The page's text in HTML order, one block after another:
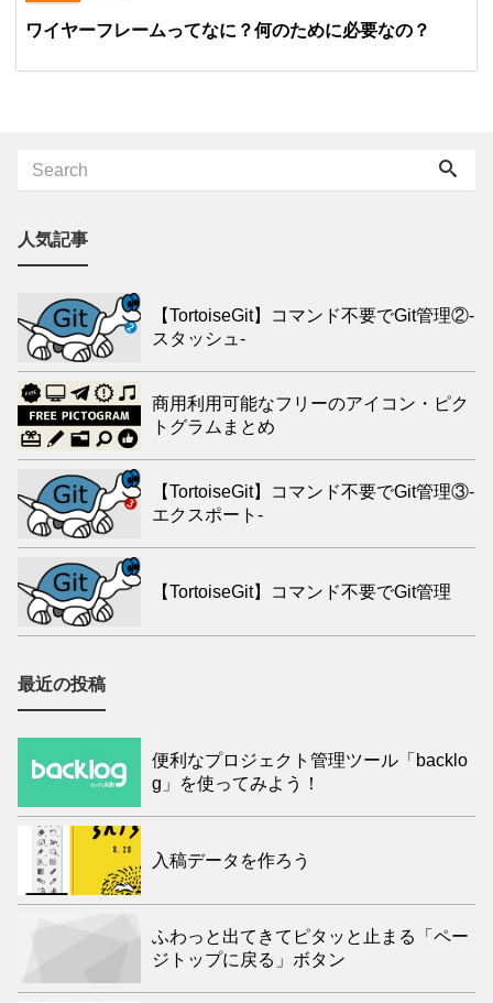
ワイヤーフレームってなに？何のために必要なの？
人気記事
【TortoiseGit】コマンド不要でGit管理②-
スタッシュ-
商用利用可能なフリーのアイコン・ピク
トグラムまとめ
【TortoiseGit】コマンド不要でGit管理③-
エクスポート-
【TortoiseGit】コマンド不要でGit管理
最近の投稿
便利なプロジェクト管理ツール「backlo
g」を使ってみよう！
入稿データを作ろう
ふわっと出てきてピタッと止まる「ペー
ジトップに戻る」ボタン